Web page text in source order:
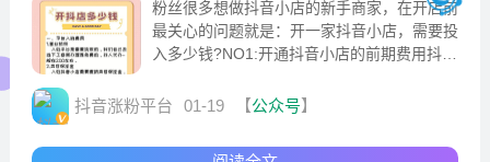
粉丝很多想做抖音小店的新手商家，在开店前
最关心的问题就是：开一家抖音小店，需要投
入多少钱?NO1:开通抖音小店的前期费用抖音
要求
抖音涨粉平台 01-19 【公众号】